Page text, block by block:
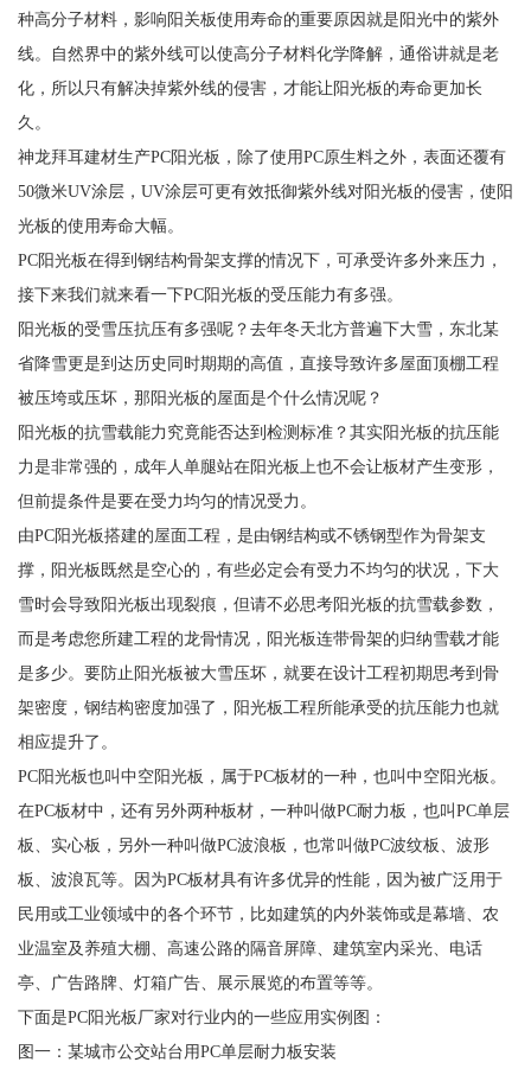
种高分子材料，影响阳关板使用寿命的重要原因就是阳光中的紫外
线。自然界中的紫外线可以使高分子材料化学降解，通俗讲就是老
化，所以只有解决掉紫外线的侵害，才能让阳光板的寿命更加长
久。
神龙拜耳建材生产PC阳光板，除了使用PC原生料之外，表面还覆有
50微米UV涂层，UV涂层可更有效抵御紫外线对阳光板的侵害，使阳
光板的使用寿命大幅。
PC阳光板在得到钢结构骨架支撑的情况下，可承受许多外来压力，
接下来我们就来看一下PC阳光板的受压能力有多强。
阳光板的受雪压抗压有多强呢？去年冬天北方普遍下大雪，东北某
省降雪更是到达历史同时期期的高值，直接导致许多屋面顶棚工程
被压垮或压坏，那阳光板的屋面是个什么情况呢？
阳光板的抗雪载能力究竟能否达到检测标准？其实阳光板的抗压能
力是非常强的，成年人单腿站在阳光板上也不会让板材产生变形，
但前提条件是要在受力均匀的情况受力。
由PC阳光板搭建的屋面工程，是由钢结构或不锈钢型作为骨架支
撑，阳光板既然是空心的，有些必定会有受力不均匀的状况，下大
雪时会导致阳光板出现裂痕，但请不必思考阳光板的抗雪载参数，
而是考虑您所建工程的龙骨情况，阳光板连带骨架的归纳雪载才能
是多少。要防止阳光板被大雪压坏，就要在设计工程初期思考到骨
架密度，钢结构密度加强了，阳光板工程所能承受的抗压能力也就
相应提升了。
PC阳光板也叫中空阳光板，属于PC板材的一种，也叫中空阳光板。
在PC板材中，还有另外两种板材，一种叫做PC耐力板，也叫PC单层
板、实心板，另外一种叫做PC波浪板，也常叫做PC波纹板、波形
板、波浪瓦等。因为PC板材具有许多优异的性能，因为被广泛用于
民用或工业领域中的各个环节，比如建筑的内外装饰或是幕墙、农
业温室及养殖大棚、高速公路的隔音屏障、建筑室内采光、电话
亭、广告路牌、灯箱广告、展示展览的布置等等。
下面是PC阳光板厂家对行业内的一些应用实例图：
图一：某城市公交站台用PC单层耐力板安装